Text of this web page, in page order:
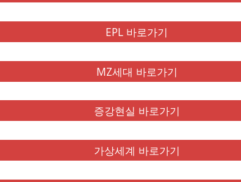
EPL 바로가기
MZ세대 바로가기
증강현실 바로가기
가상세계 바로가기